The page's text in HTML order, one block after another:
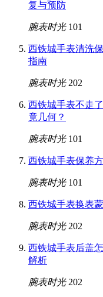
复与预防
腕表时光 101
西铁城手表清洗
指南
腕表时光 202
西铁城手表不走
竟几何？
腕表时光 101
西铁城手表保养
腕表时光 101
西铁城手表换表
腕表时光 202
西铁城手表后盖
解析
腕表时光 202